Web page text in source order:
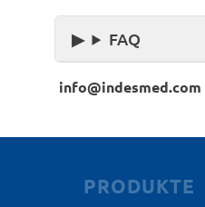
FAQ
info@indesmed.com
PRODUKTE